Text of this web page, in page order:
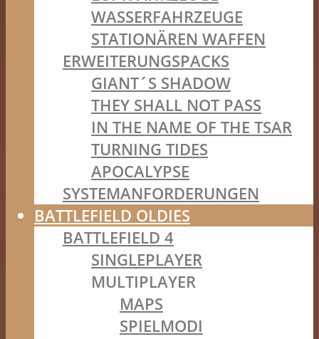
WASSERFAHRZEUGE
STATIONÄREN WAFFEN
ERWEITERUNGSPACKS
GIANT´S SHADOW
THEY SHALL NOT PASS
IN THE NAME OF THE TSAR
TURNING TIDES
APOCALYPSE
SYSTEMANFORDERUNGEN
BATTLEFIELD OLDIES
BATTLEFIELD 4
SINGLEPLAYER
MULTIPLAYER
MAPS
SPIELMODI